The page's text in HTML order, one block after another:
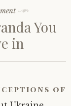
You
in
of